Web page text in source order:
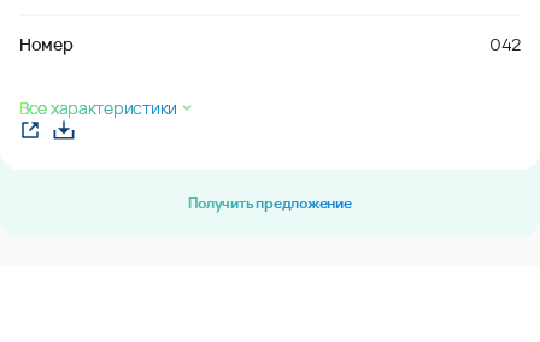
Номер 042
Все характеристики
Получить предложение